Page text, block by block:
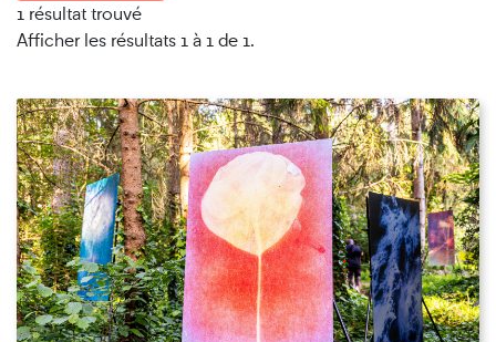
1 résultat trouvé
Afficher les résultats 1 à 1 de 1.